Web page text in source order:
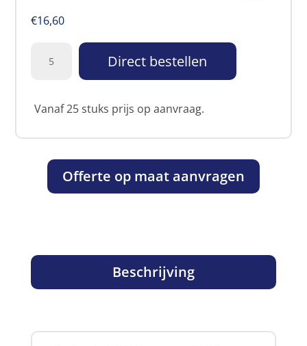
€16,60
Direct bestellen
Vanaf 25 stuks prijs op aanvraag.
Offerte op maat aanvragen
Beschrijving